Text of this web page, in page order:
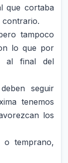
que cortaba
contrario.
tampoco
lo que por
al final del
seguir
tenemos
los
o temprano,